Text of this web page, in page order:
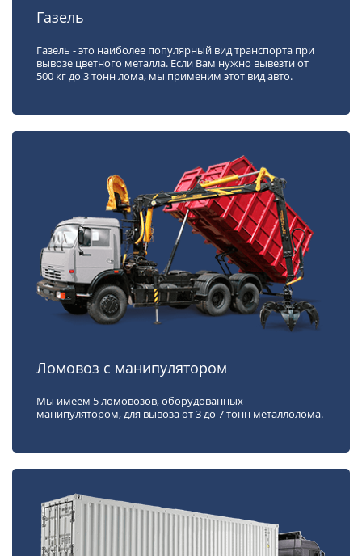
Газель
Газель - это наиболее популярный вид транспорта при
вывозе цветного металла. Если Вам нужно вывезти от
500 кг до 3 тонн лома, мы применим этот вид авто.
Ломовоз с манипулятором
Мы имеем 5 ломовозов, оборудованных
манипулятором, для вывоза от 3 до 7 тонн металлолома.